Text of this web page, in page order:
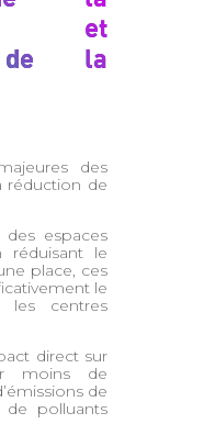
et
de la
des
réduction de
des espaces
réduisant le
place, ces
le
les centres
direct sur
moins de
de
polluants